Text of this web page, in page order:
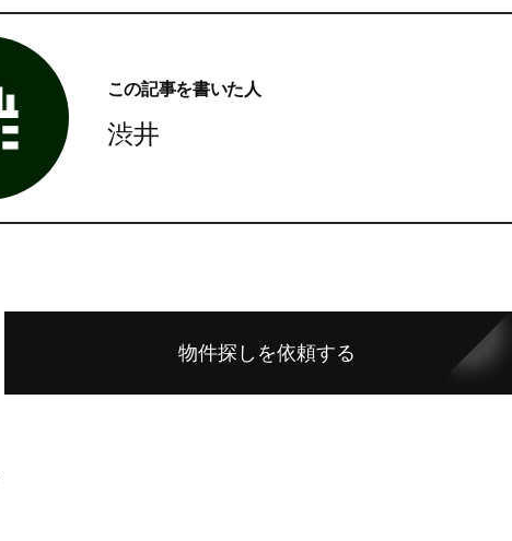
この記事を書いた人
渋井
物件探しを依頼する